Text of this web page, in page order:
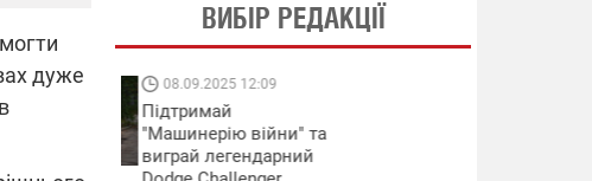
дуже
ВИБІР РЕДАКЦІЇ
08.09.2025 12:09
Підтримай
"Машинерію війни" та
виграй легендарний